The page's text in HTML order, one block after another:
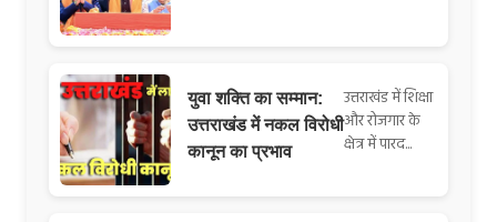
युवा शक्ति का सम्मान:
उत्तराखंड में नकल विरोधी
कानून का प्रभाव
उत्तराखंड में शिक्षा
और रोजगार के
क्षेत्र में पारद...